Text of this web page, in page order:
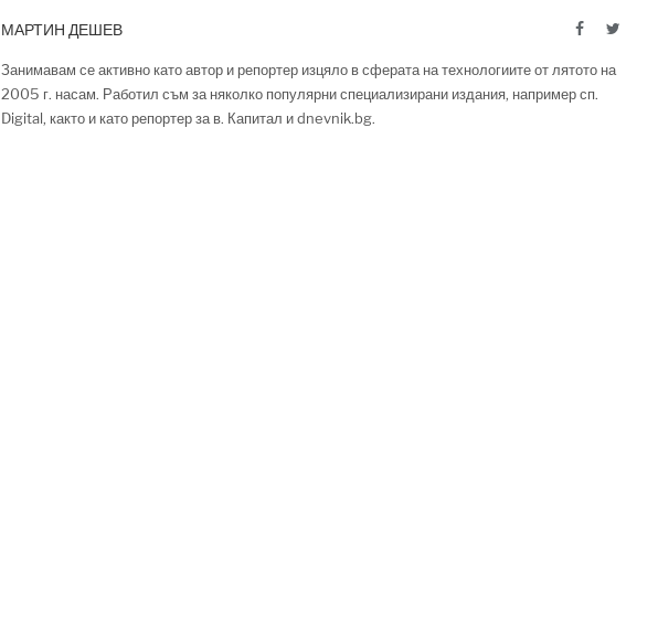
МАРТИН ДЕШЕВ FacebookTwitter
Занимавам се активно като автор и репортер изцяло в сферата на технологиите от лятото на
2005 г. насам. Работил съм за няколко популярни специализирани издания, например сп.
Digital, както и като репортер за в. Капитал и dnevnik.bg.